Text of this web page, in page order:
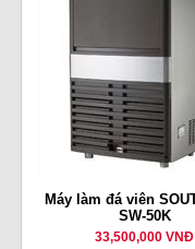
Máy làm đá viên
SW-50K
33,500,000 VNĐ